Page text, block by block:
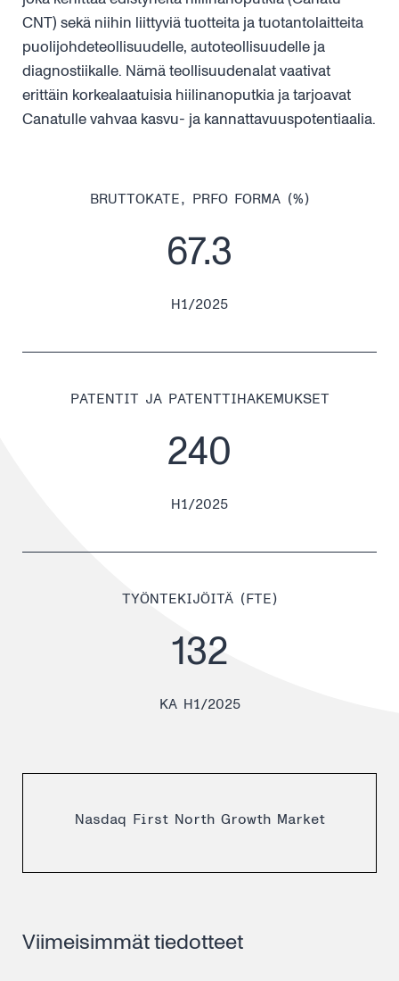
CNT) sekä niihin liittyviä tuotteita ja tuotantolaitteita
puolijohdeteollisuudelle, autoteollisuudelle ja
diagnostiikalle. Nämä teollisuudenalat vaativat
erittäin korkealaatuisia hiilinanoputkia ja tarjoavat
Canatulle vahvaa kasvu- ja kannattavuuspotentiaalia.
BRUTTOKATE, PRFO FORMA (%)
67.3
H1/2025
PATENTIT JA PATENTTIHAKEMUKSET
240
H1/2025
TYÖNTEKIJÖITÄ (FTE)
132
KA H1/2025
Nasdaq First North Growth Market
Viimeisimmät tiedotteet